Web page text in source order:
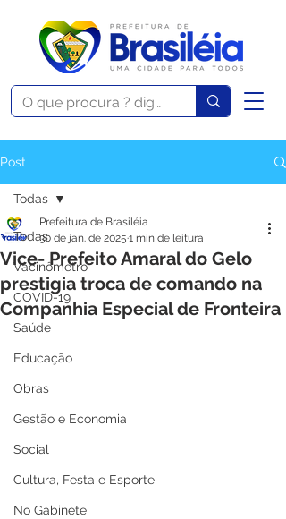
Post
Todas
Vacinômetro
COVID-19
Saúde
Educação
Obras
Gestão e Economia
Social
Cultura, Festa e Esporte
No Gabinete
Todas
Vice- Prefeito Amaral do Gelo
prestigia troca de comando na
Companhia Especial de Fronteira
Prefeitura de Brasiléia
30 de jan. de 2025 1 min de leitura